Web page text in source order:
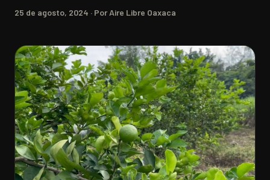
25 de agosto, 2024 · Por Aire Libre Oaxaca